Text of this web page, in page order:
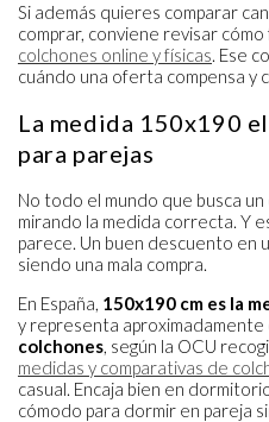
Si además quieres comparar
comprar, conviene revisar
colchones online y físicas. Ese
cuándo una oferta compensa y
La medida 150x190
para parejas
No todo el mundo que busca
mirando la medida correcta. Y
parece. Un buen descuento en
siendo una mala compra.
En España, 150x190 cm es la
y representa aproximadamente
colchones , según la OCU
medidas y comparativas de
casual. Encaja bien en
cómodo para dormir en pareja